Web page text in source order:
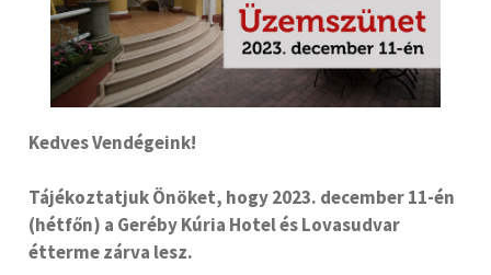
Kedves Vendégeink!
Tájékoztatjuk Önöket, hogy 2023. december 11-én
(hétfőn) a Geréby Kúria Hotel és Lovasudvar
étterme zárva lesz.